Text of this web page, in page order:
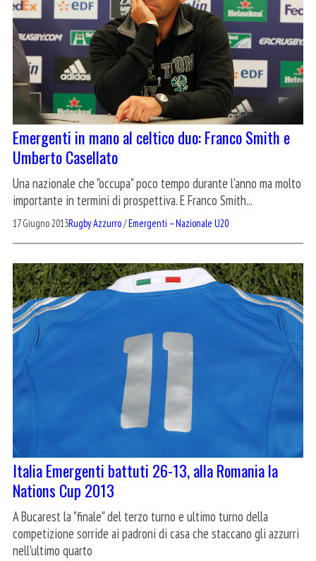
Emergenti in mano al celtico duo: Franco Smith e
Umberto Casellato
Una nazionale che "occupa" poco tempo durante l'anno ma molto
importante in termini di prospettiva. E Franco Smith...
17 Giugno 2013Rugby Azzurro/Emergenti – Nazionale U20
Italia Emergenti battuti 26-13, alla Romania la
Nations Cup 2013
A Bucarest la "finale" del terzo turno e ultimo turno della
competizione sorride ai padroni di casa che staccano gli azzurri
nell'ultimo quarto